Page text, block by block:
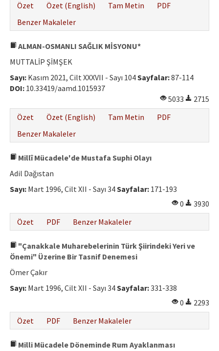
Özet
Özet (English) Tam Metin
PDF
Benzer Makaleler
ALMAN-OSMANLI SAĞLIK MİSYONU*
MUTTALİP ŞİMŞEK
Sayı: Kasım 2021, Cilt XXXVII - Sayı 104Sayfalar:87-114
DOI: 10.33419/aamd.1015937
5033
2715
Özet
Özet (English) Tam Metin
PDF
Benzer Makaleler
Millî Mücadele'de Mustafa Suphi Olayı
Adil Dağıstan
Sayı: Mart 1996, Cilt XII - Sayı 34Sayfalar: 171-193
0
3930
Özet
PDF Benzer Makaleler
"Çanakkale Muharebelerinin Türk Şiirindeki Yeri ve
Önemi" Üzerine Bir Tasnif Denemesi
Ömer Çakır
Sayı: Mart 1996, Cilt XII - Sayı 34Sayfalar:331-338
0
2293
Özet
PDF Benzer Makaleler
Milli Mücadele Döneminde Rum Ayaklanması